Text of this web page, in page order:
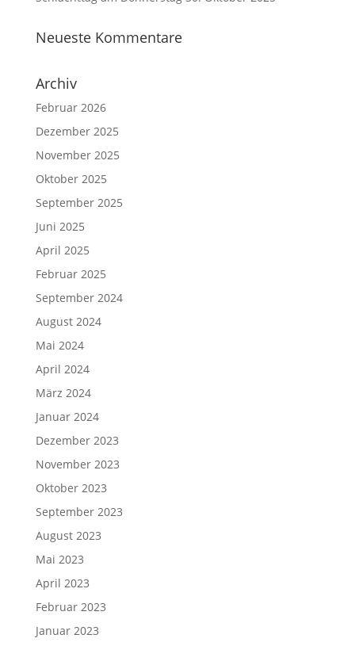
Neueste Kommentare
Archiv
Februar 2026
Dezember 2025
November 2025
Oktober 2025
September 2025
Juni 2025
April 2025
Februar 2025
September 2024
August 2024
Mai 2024
April 2024
März 2024
Januar 2024
Dezember 2023
November 2023
Oktober 2023
September 2023
August 2023
Mai 2023
April 2023
Februar 2023
Januar 2023